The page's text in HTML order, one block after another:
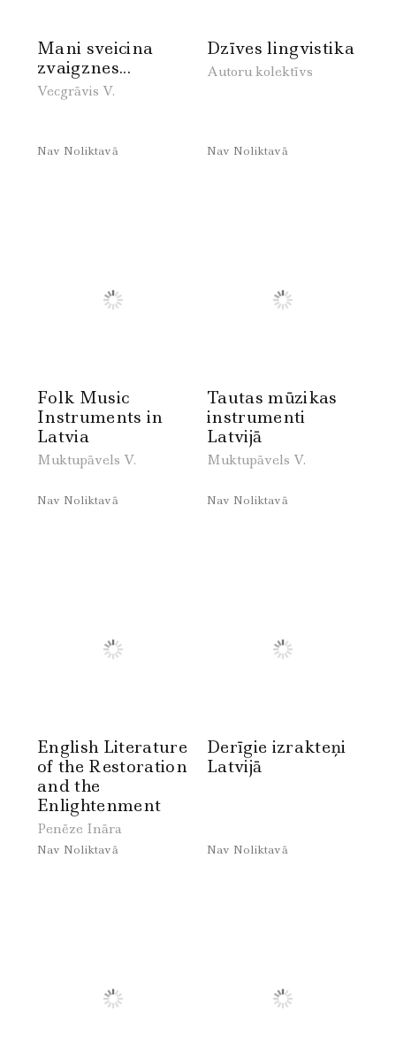
Mani sveicina
zvaigznes...
Vecgrāvis V.
Nav Noliktavā
Dzīves lingvistika
Autoru kolektīvs
Nav Noliktavā
Folk Music
Instruments in
Latvia
Muktupāvels V.
Nav Noliktavā
Tautas mūzikas
instrumenti
Latvijā
Muktupāvels V.
Nav Noliktavā
English Literature
of the Restoration
and the
Enlightenment
Penēze Ināra
Nav Noliktavā
Derīgie izrakteņi
Latvijā
Nav Noliktavā